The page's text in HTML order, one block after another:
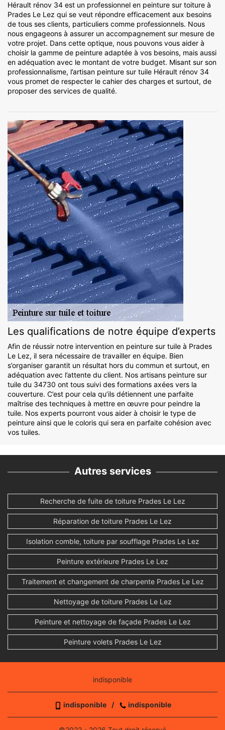
Hérault rénov 34 est un professionnel en peinture sur toiture à
Prades Le Lez qui se veut répondre efficacement aux besoins
de tous ses clients, particuliers comme professionnels. Nous
nous engageons à assurer un accompagnement sur mesure de
votre projet. Dans cette optique, nous pouvons vous aider à
choisir la gamme de peinture adaptée à vos besoins, mais aussi
en adéquation avec le montant de votre budget. Misant sur son
professionnalisme, l’artisan peinture sur tuile Hérault rénov 34
vous promet de respecter le cahier des charges et surtout, de
proposer des services de qualité.
Les qualifications de notre équipe d’experts
Afin de réussir notre intervention en peinture sur tuile à Prades
Le Lez, il sera nécessaire de travailler en équipe. Bien
s’organiser garantit un résultat hors du commun et surtout, en
adéquation avec l’attente du client. Nos artisans peinture sur
tuile du 34730 ont tous suivi des formations axées vers la
couverture. C’est pour cela qu’ils détiennent une parfaite
maîtrise des techniques à mettre en œuvre pour peindre la
tuile. Nos experts pourront vous aider à choisir le type de
peinture ainsi que le coloris qui sera en parfaite cohésion avec
vos tuiles.
Autres services
Recherche de fuite de toiture Prades Le Lez
Réparation de toiture Prades Le Lez
Isolation comble, toiture par soufflage Prades Le Lez
Peinture extérieure Prades Le Lez
Traitement et changement de charpente Prades Le Lez
Nettoyage de toiture Prades Le Lez
Peinture et nettoyage de façade Prades Le Lez
Peinture volets Prades Le Lez
indisponible
indisponible / indisponible